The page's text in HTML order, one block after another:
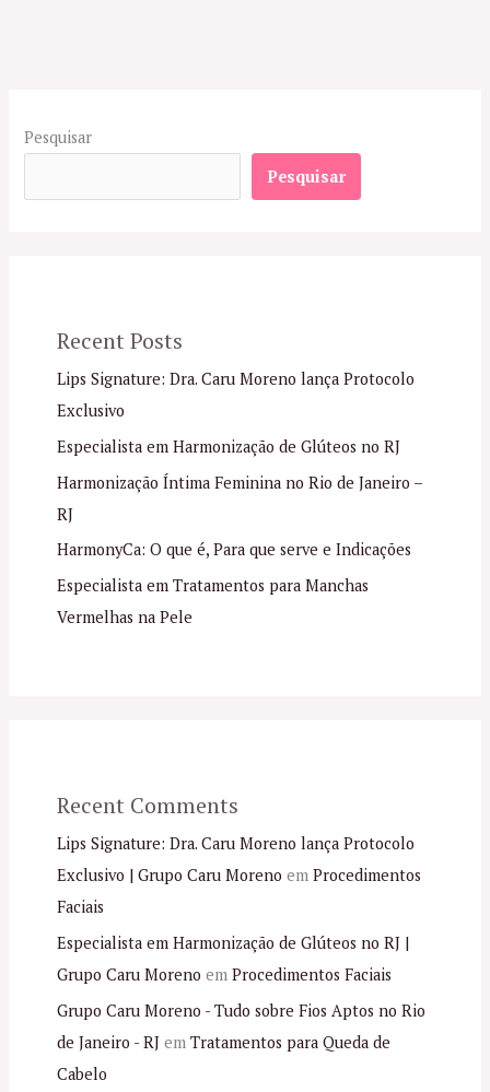
Pesquisar
Pesquisar
Recent Posts
Lips Signature: Dra. Caru Moreno lança Protocolo
Exclusivo
Especialista em Harmonização de Glúteos no RJ
Harmonização Íntima Feminina no Rio de Janeiro –
RJ
HarmonyCa: O que é, Para que serve e Indicações
Especialista em Tratamentos para Manchas
Vermelhas na Pele
Recent Comments
Lips Signature: Dra. Caru Moreno lança Protocolo
Exclusivo | Grupo Caru Moreno em Procedimentos
Faciais
Especialista em Harmonização de Glúteos no RJ |
Grupo Caru Moreno em Procedimentos Faciais
Grupo Caru Moreno - Tudo sobre Fios Aptos no Rio
de Janeiro - RJem Tratamentos para Queda de
Cabelo